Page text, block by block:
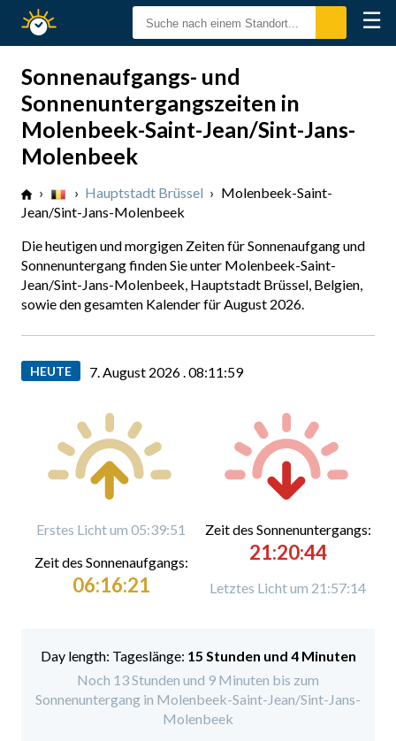
Sonnenzeiten ☰
Sonnenaufgangs- und
Sonnenuntergangszeiten in
Molenbeek-Saint-Jean/Sint-Jans-
Molenbeek
› › Hauptstadt Brüssel › Molenbeek-Saint-
Jean/Sint-Jans-Molenbeek
Die heutigen und morgigen Zeiten für Sonnenaufgang und
Sonnenuntergang finden Sie unter Molenbeek-Saint-
Jean/Sint-Jans-Molenbeek, Hauptstadt Brüssel, Belgien,
sowie den gesamten Kalender für August 2026.
HEUTE 7. August 2026 .08:11:59
Erstes Licht um 05:39:51
Zeit des Sonnenaufgangs:
06:16:21
Zeit des Sonnenuntergangs:
21:20:44
Letztes Licht um 21:57:14
Tageslänge: 15 Stunden und 4 Minuten
Noch 13 Stunden und 9 Minuten bis zum
Sonnenuntergang in Molenbeek-Saint-Jean/Sint-Jans-
Molenbeek